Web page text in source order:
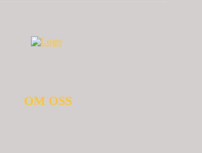
OM OSS